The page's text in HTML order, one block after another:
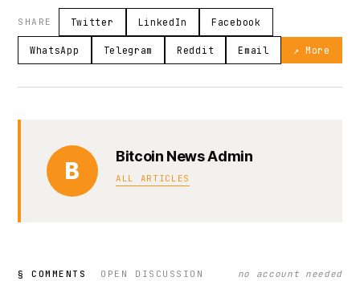
SHARE Twitter LinkedIn Facebook
WhatsApp Telegram Reddit Email ↗ More
B
Bitcoin News Admin
ALL ARTICLES
§ COMMENTS OPEN DISCUSSION no account needed